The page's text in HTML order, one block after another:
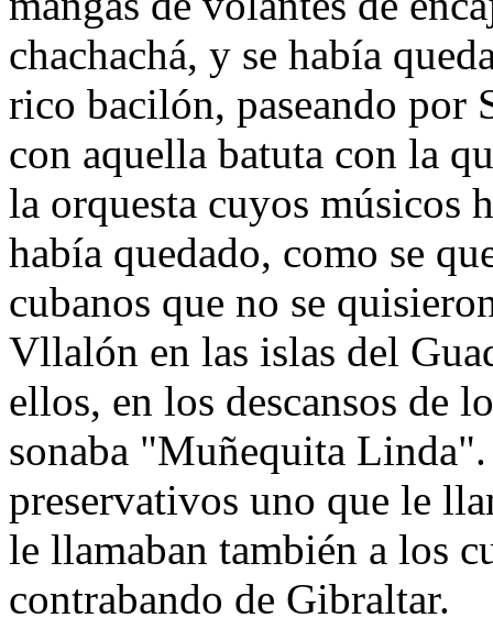
chachachá, y se había
rico bacilón, paseando por
con aquella batuta con la
la orquesta cuyos músicos
había quedado, como se
cubanos que no se
Vllalón en las islas del
ellos, en los descansos de
sonaba "Muñequita
preservativos uno que le
le llamaban también a los
contrabando de Gibraltar.